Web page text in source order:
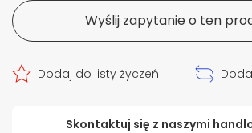
Wyślij zapytanie o ten
Dodaj do listy życzeń
Skontaktuj się z naszymi